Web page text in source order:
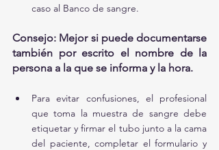
caso al Banco de sangre.
Consejo: Mejor si puede documentarse
también por escrito el nombre de la
persona a la que se informa y la hora.
Para evitar confusiones, el profesional
que toma la muestra de sangre debe
etiquetar y firmar el tubo junto a la cama
del paciente, completar el formulario y